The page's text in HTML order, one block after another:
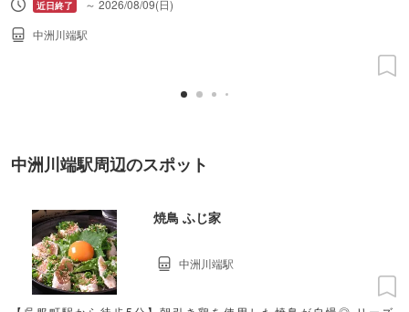
～ 2026/08/09(日)
中洲川端駅
中洲川端駅周辺のスポット
焼鳥 ふじ家
中洲川端駅